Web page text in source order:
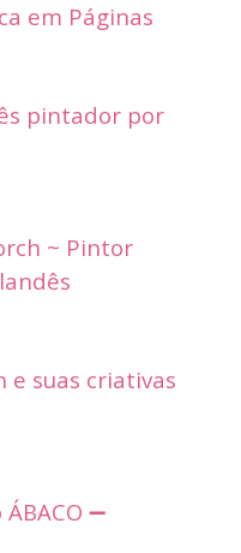
em Páginas
pintador por
~ Pintor
e suas criativas
➖